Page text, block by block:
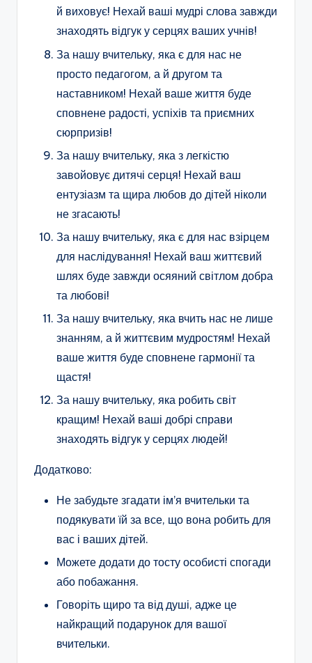
й виховує! Нехай ваші мудрі слова завжди
знаходять відгук у серцях ваших учнів!
За нашу вчительку, яка є для нас не
просто педагогом, а й другом та
наставником! Нехай ваше життя буде
сповнене радості, успіхів та приємних
сюрпризів!
За нашу вчительку, яка з легкістю
завойовує дитячі серця! Нехай ваш
ентузіазм та щира любов до дітей ніколи
не згасають!
За нашу вчительку, яка є для нас взірцем
для наслідування! Нехай ваш життєвий
шлях буде завжди осяяний світлом добра
та любові!
За нашу вчительку, яка вчить нас не лише
знанням, а й життєвим мудростям! Нехай
ваше життя буде сповнене гармонії та
щастя!
За нашу вчительку, яка робить світ
кращим! Нехай ваші добрі справи
знаходять відгук у серцях людей!
Додатково:
Не забудьте згадати ім’я вчительки та
подякувати їй за все, що вона робить для
вас і ваших дітей.
Можете додати до тосту особисті спогади
або побажання.
Говоріть щиро та від душі, адже це
найкращий подарунок для вашої
вчительки.